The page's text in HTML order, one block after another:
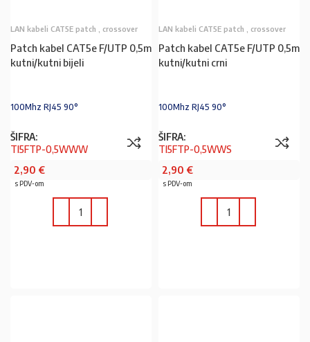
LAN kabeli CAT5E patch , crossover
Patch kabel CAT5e F/UTP 0,5m
kutni/kutni bijeli
100Mhz RJ45 90°
ŠIFRA:
TI5FTP-0,5WWW
2,90 €
s PDV-om
LAN kabeli CAT5E patch , crossover
Patch kabel CAT5e F/UTP 0,5m
kutni/kutni crni
100Mhz RJ45 90°
ŠIFRA:
TI5FTP-0,5WWS
2,90 €
s PDV-om